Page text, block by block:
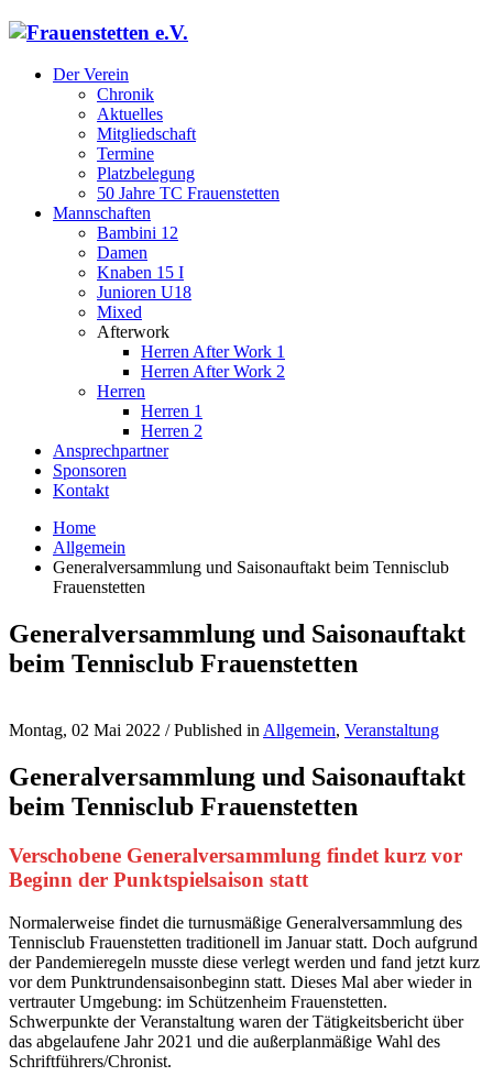
Der Verein
Chronik
Aktuelles
Mitgliedschaft
Termine
Platzbelegung
50 Jahre TC Frauenstetten
Mannschaften
Bambini 12
Damen
Knaben 15 I
Junioren U18
Mixed
Afterwork
Herren After Work 1
Herren After Work 2
Herren
Herren 1
Herren 2
Ansprechpartner
Sponsoren
Kontakt
Home
Allgemein
Generalversammlung und Saisonauftakt beim Tennisclub
Frauenstetten
Generalversammlung und Saisonauftakt
beim Tennisclub Frauenstetten
Montag, 02 Mai 2022 /Published in Allgemein, Veranstaltung
Generalversammlung und Saisonauftakt
beim Tennisclub Frauenstetten
Verschobene Generalversammlung findet kurz vor
Beginn der Punktspielsaison statt
Normalerweise findet die turnusmäßige Generalversammlung des
Tennisclub Frauenstetten traditionell im Januar statt. Doch aufgrund
der Pandemieregeln musste diese verlegt werden und fand jetzt kurz
vor dem Punktrundensaisonbeginn statt. Dieses Mal aber wieder in
vertrauter Umgebung: im Schützenheim Frauenstetten.
Schwerpunkte der Veranstaltung waren der Tätigkeitsbericht über
das abgelaufene Jahr 2021 und die außerplanmäßige Wahl des
Schriftführers/Chronist.